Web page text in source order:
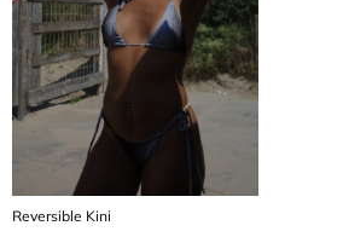
Reversible Kini